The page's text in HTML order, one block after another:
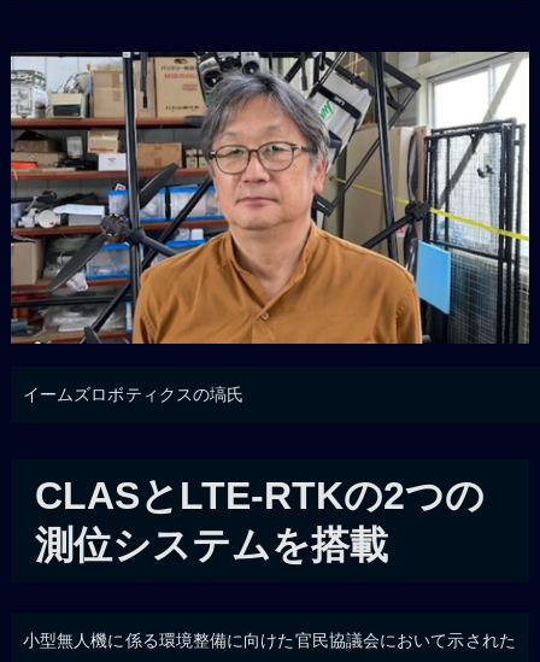
イームズロボティクスの塙氏
CLASとLTE-RTKの2つの
測位システムを搭載
小型無人機に係る環境整備に向けた官民協議会において示された